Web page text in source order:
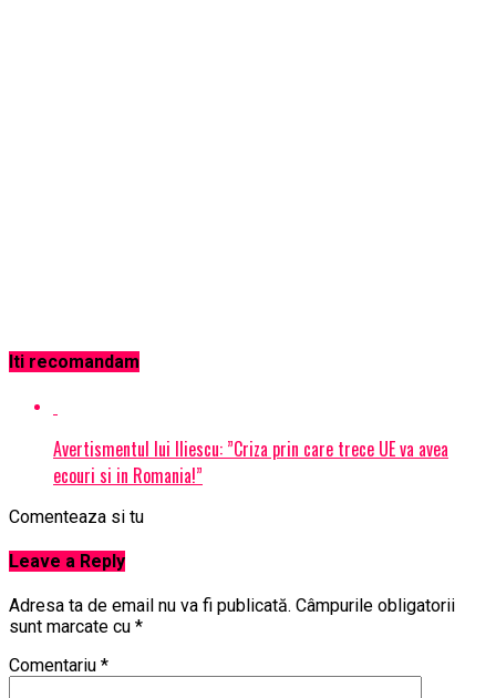
Iti recomandam
Avertismentul lui Iliescu: ”Criza prin care trece UE va avea
ecouri si in Romania!”
Comenteaza si tu
Leave a Reply
Adresa ta de email nu va fi publicată. Câmpurile obligatorii
sunt marcate cu *
Comentariu *